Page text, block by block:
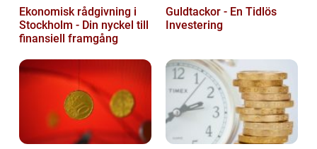
Ekonomisk rådgivning i
Stockholm - Din nyckel till
finansiell framgång
Guldtackor - En Tidlös
Investering